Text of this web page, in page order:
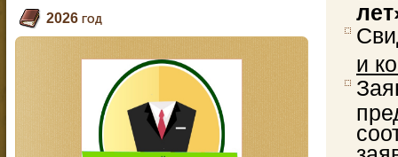
2026 год
и